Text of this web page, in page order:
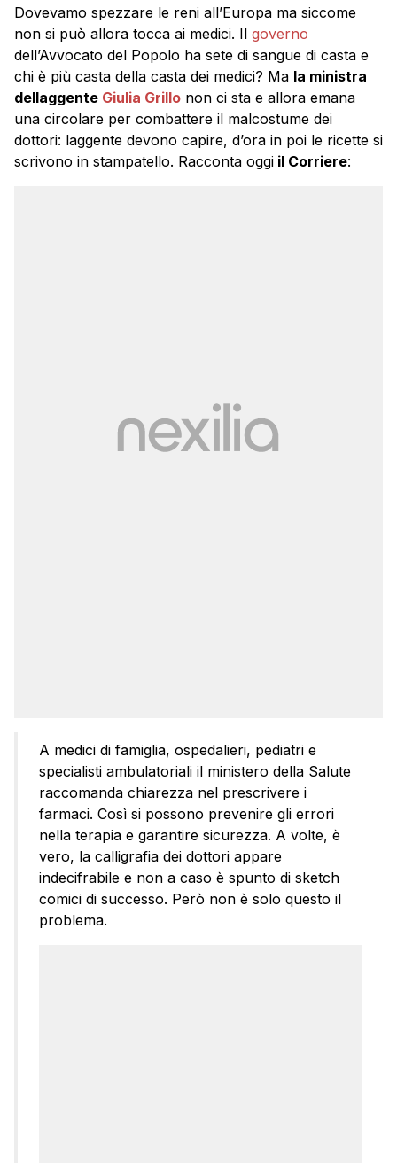
Dovevamo spezzare le reni all’Europa ma siccome
non si può allora tocca ai medici. Il governo
dell’Avvocato del Popolo ha sete di sangue di casta e
chi è più casta della casta dei medici? Ma la ministra
dellaggente Giulia Grillo non ci sta e allora emana
una circolare per combattere il malcostume dei
dottori: laggente devono capire, d’ora in poi le ricette si
scrivono in stampatello. Racconta oggi il Corriere:
A medici di famiglia, ospedalieri, pediatri e
specialisti ambulatoriali il ministero della Salute
raccomanda chiarezza nel prescrivere i
farmaci. Così si possono prevenire gli errori
nella terapia e garantire sicurezza. A volte, è
vero, la calligrafia dei dottori appare
indecifrabile e non a caso è spunto di sketch
comici di successo. Però non è solo questo il
problema.